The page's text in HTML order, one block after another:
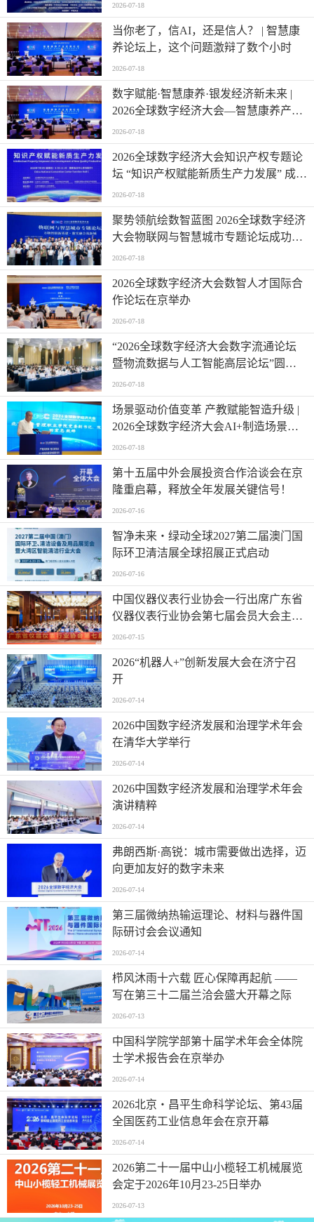
2026-07-18
当你老了，信AI，还是信人？ | 智慧康
养论坛上，这个问题激辩了数个小时
2026-07-18
数字赋能·智慧康养·银发经济新未来 |
2026全球数字经济大会—智慧康养产业
发展论坛在京举办
2026-07-18
2026全球数字经济大会知识产权专题论
坛 “知识产权赋能新质生产力发展” 成功
举办
2026-07-18
聚势领航绘数智蓝图 2026全球数字经济
大会物联网与智慧城市专题论坛成功举
办
2026-07-18
2026全球数字经济大会数智人才国际合
作论坛在京举办
2026-07-18
“2026全球数字经济大会数字流通论坛
暨物流数据与人工智能高层论坛”圆满
成功举办
2026-07-18
场景驱动价值变革 产教赋能智造升级 |
2026全球数字经济大会AI+制造场景落
地国际论坛成功举办
2026-07-18
第十五届中外会展投资合作洽谈会在京
隆重启幕，释放全年发展关键信号！
2026-07-16
智净未来・绿动全球2027第二届澳门国
际环卫清洁展全球招展正式启动
2026-07-16
中国仪器仪表行业协会一行出席广东省
仪器仪表行业协会第七届会员大会主题
活动并进行走访交流
2026-07-15
2026“机器人+”创新发展大会在济宁召
开
2026-07-14
2026中国数字经济发展和治理学术年会
在清华大学举行
2026-07-14
2026中国数字经济发展和治理学术年会
演讲精粹
2026-07-14
弗朗西斯·高锐：城市需要做出选择，迈
向更加友好的数字未来
2026-07-14
第三届微纳热输运理论、材料与器件国
际研讨会会议通知
2026-07-14
栉风沐雨十六载 匠心保障再起航 ——
写在第三十二届兰洽会盛大开幕之际
2026-07-13
中国科学院学部第十届学术年会全体院
士学术报告会在京举办
2026-07-14
2026北京・昌平生命科学论坛、第43届
全国医药工业信息年会在京开幕
2026-07-14
2026第二十一届中山小榄轻工机械展览
会定于2026年10月23-25日举办
2026-07-13